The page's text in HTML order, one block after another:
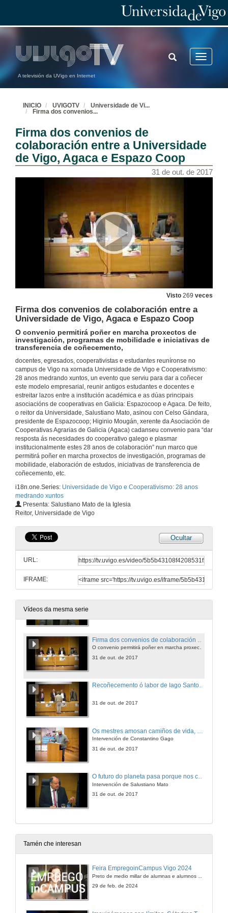
A televisión da UVigo en Internet
Toggle
TOGGLE
SEARCH
INICIO UVIGOTV Universidade de Vi...
Firma dos convenios...
Firma dos convenios de
colaboración entre a Universidade
de Vigo, Agaca e Espazo Coop
31 de out. de 2017
Visto 269 veces
Firma dos convenios de colaboración entre a
Universidade de Vigo, Agaca e Espazo Coop
O convenio permitirá poñer en marcha proxectos de
investigación, programas de mobilidade e iniciativas de
transferencia de coñecemento,
docentes, egresados, cooperativistas e estudantes reuníronse no
campus de Vigo na xornada Universidade de Vigo e Cooperativismo:
28 anos medrando xuntos, un evento que serviu para dar a coñecer
este modelo empresarial, reunir antigos estudantes e docentes e
estreitar lazos entre a institución académica e as dúas principais
asociacións de cooperativas en Galicia: Espazocoop e Agaca. De feito,
o reitor da Universidade, Salustiano Mato, asinou con Celso Gándara,
presidente de Espazocoop; Higinio Mougán, xerente da Asociación de
Cooperativas Agrarias de Galicia (Agaca) cadanseu convenio para “dar
resposta ás necesidades do cooperativo galego e plasmar
institucionalmente estes 28 anos de colaboración” nun marco que
permitirá poñer en marcha proxectos de investigación, programas de
mobilidade, elaboración de estudos, iniciativas de transferencia de
coñecemento, etc.
i18n.one.Series: Universidade de Vigo e Cooperativismo: 28 anos
medrando xuntos
Presenta: Salustiano Mato de la Iglesia
Reitor, Universidade de Vigo
Ocultar
URL:
IFRAME:
Vídeos da mesma serie
31 de out. de 2017
Benvida de Santiago Gómez Fraiz
Introducción ás Cooperativas
Intervención de Constantino Gago
31 de out. de 2017
Aprende coas cooperativas agrarias
Intervención de Higinio Mougán
31 de out. de 2017
Intervención de Fina Casal Martínez
Directora da Fundación Universidade de Vigo
31 de out. de 2017
Intervención de Reyes Fernández
Técnica superior da Área de Emprego da Universidade de Vigo
31 de out. de 2017
Aprende coas Cooperativas. Quenda de cuestións
Intervención de Carlos Hervés
Intervención de Hixinio Mougán
31 de out. de 2017
O convenio permitirá poñer en marcha proxectos de investigación, programas de mobilidade e iniciativas de transferencia de coñecemento,
31 de out. de 2017
Recoñecemento ó labor de Iago Santos Castroviejo
31 de out. de 2017
Intervención de Constantino Gago
31 de out. de 2017
O futuro do planeta pasa porque nos convertamos nunha verdadeira sociedade do coñecemento e iso solo será posible cando o capital estea supeditado ao coñecemento
Intervención de Salustiano Mato
31 de out. de 2017
Tamén che interesan
Feira EmpregoinCampus Vigo 2024
29 de feb. de 2024